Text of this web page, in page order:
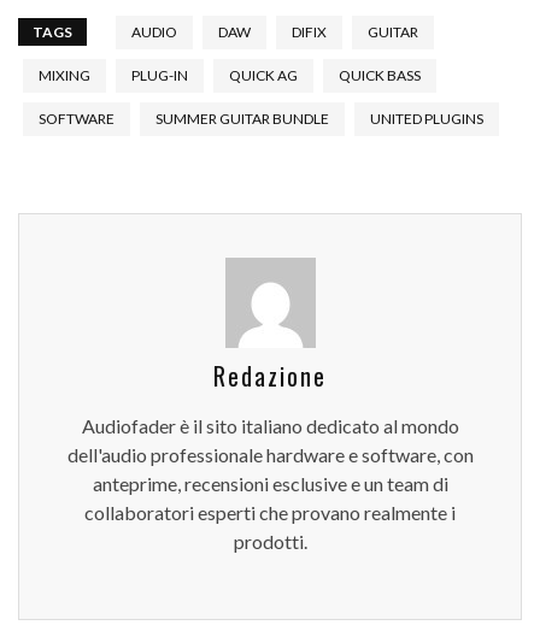
TAGS AUDIO DAW DIFIX GUITAR
MIXING PLUG-IN QUICK AG QUICK BASS
SOFTWARE SUMMER GUITAR BUNDLE UNITED PLUGINS
Redazione
Audiofader è il sito italiano dedicato al mondo
dell'audio professionale hardware e software, con
anteprime, recensioni esclusive e un team di
collaboratori esperti che provano realmente i
prodotti.